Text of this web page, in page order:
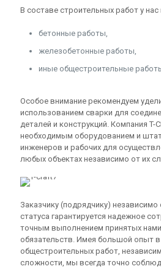
В составе строительных работ у
бетонные работы,
железобетонные работы,
иные общестроительные
Особое внимание рекомендуем
использованием сварки для
деталей и конструкций. Компания T-
необходимым оборудованием и
инженеров и рабочих для
любых объектах независимо от их
Заказчику (подрядчику)
статуса гарантируется надежное
точным выполнением принятых
обязательств. Имея большой опыт
общестроительных работ,
сложности, мы всегда точно